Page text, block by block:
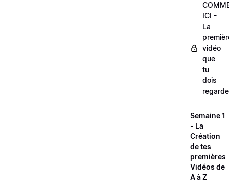
ICI -
La
vidéo
que
tu
dois
Semaine 1
- La
Création
de tes
premières
Vidéos de
A à Z